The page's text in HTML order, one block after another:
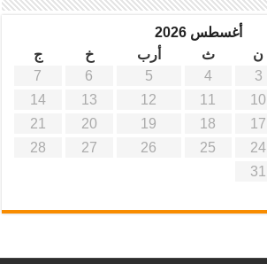
أغسطس 2026
ن ث أرب خ
ج
3
4
5
6
7
10
11
12
13
14
17
18
19
20
21
24
25
26
27
28
31